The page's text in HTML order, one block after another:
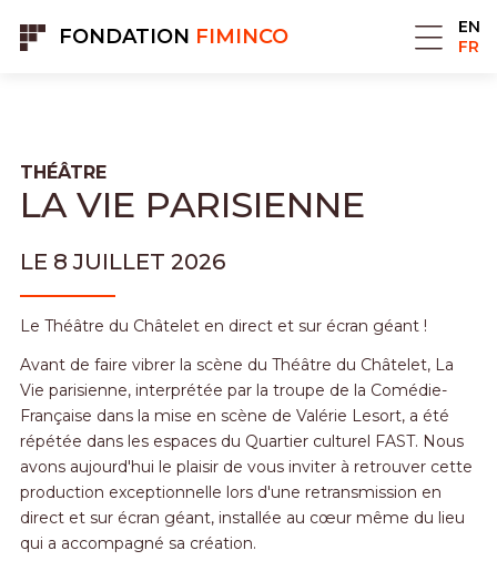
FONDATION FIMINCO
EN
FR
THÉÂTRE
LA VIE PARISIENNE
LE 8 JUILLET 2026
Le Théâtre du Châtelet en direct et sur écran géant !
Avant de faire vibrer la scène du Théâtre du Châtelet, La
Vie parisienne, interprétée par la troupe de la Comédie-
Française dans la mise en scène de Valérie Lesort, a été
répétée dans les espaces du Quartier culturel FAST. Nous
avons aujourd'hui le plaisir de vous inviter à retrouver cette
production exceptionnelle lors d'une retransmission en
direct et sur écran géant, installée au cœur même du lieu
qui a accompagné sa création.